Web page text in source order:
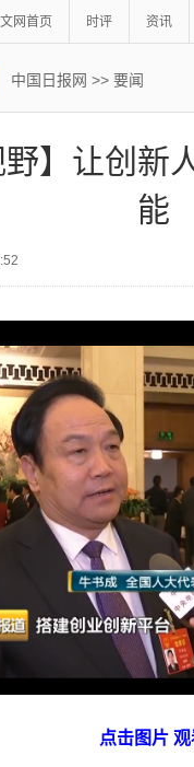
网首页 时评 资讯
中国日报网 >> 要闻
野】让创新
能
点击图片